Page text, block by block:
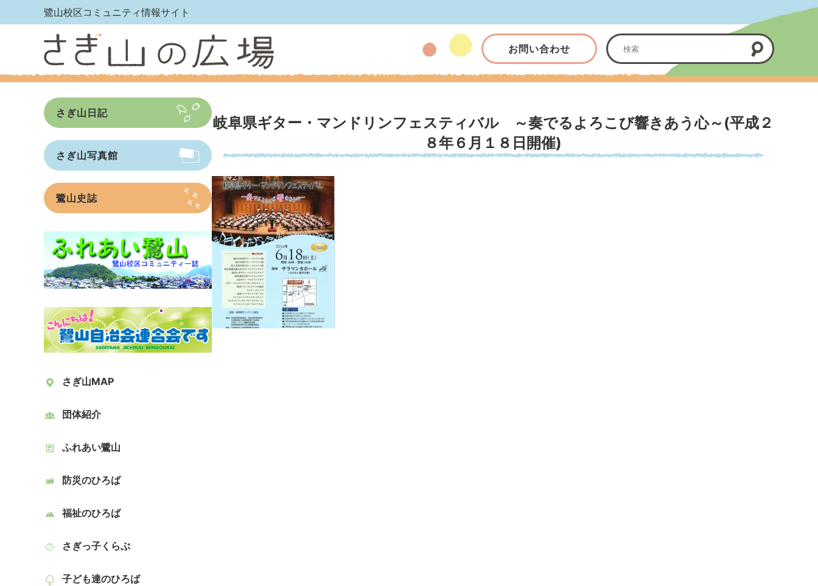
鷺山校区コミュニティ情報サイト
お問い合わせ
岐阜県ギター・マンドリンフェスティバル ～奏でるよろこび響きあう心～(平成２
８年６月１８日開催)
さぎ山日記
さぎ山写真館
鷺山史誌
さぎ山MAP
団体紹介
ふれあい鷺山
防災のひろば
福祉のひろば
さぎっ子くらぶ
子ども達のひろば